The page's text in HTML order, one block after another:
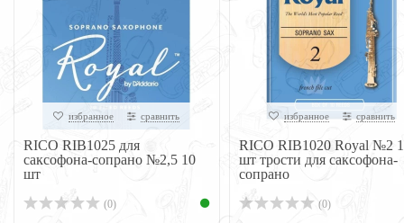
избранное сравнить
RICO RIB1025 для
саксофона-сопрано №2,5 10
шт
(0)
избранное сравнить
RICO RIB1020 Royal №2
шт трости для саксофона-
сопрано
(0)